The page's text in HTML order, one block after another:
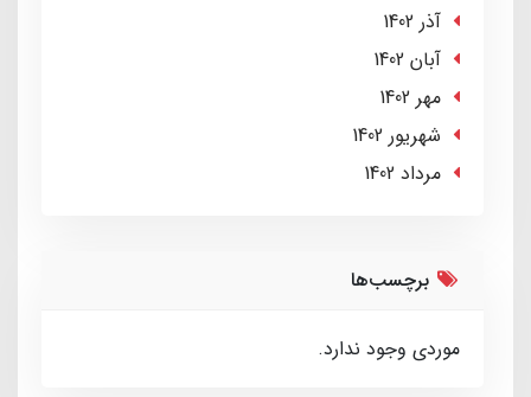
آذر 1402
آبان 1402
مهر 1402
شهریور 1402
مرداد 1402
برچسب‌ها
موردی وجود ندارد.